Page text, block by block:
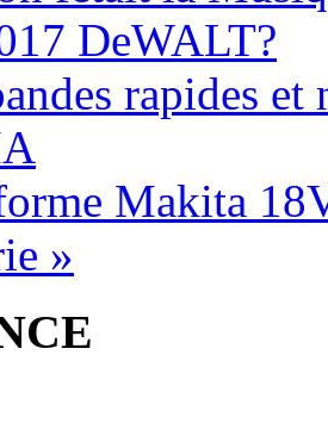
DeWALT?
rapides et
Makita
»